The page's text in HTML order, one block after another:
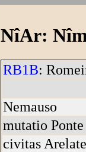
NîAr:
RB1B:
Nemauso
mutatio
civitas Arelate